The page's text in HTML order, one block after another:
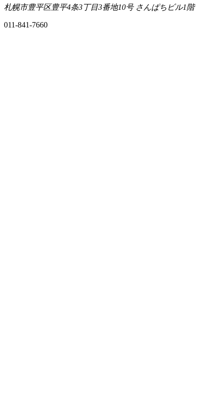
札幌市豊平区豊平4条3丁目3番地10号 さんぱちビル1階
011-841-7660